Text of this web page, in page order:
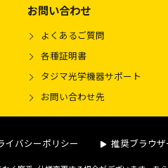
お問い合わせ
よくあるご質問
各種証明書
タジマ光学機器サポート
お問い合わせ先
イバシーポリシー 推奨ブラウザ